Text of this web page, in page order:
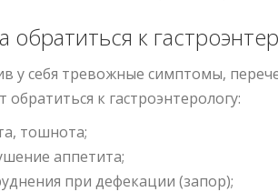
обратиться к
у себя тревожные симптомы,
обратиться к гастроэнтерологу:
тошнота;
аппетита;
при дефекации (запор);